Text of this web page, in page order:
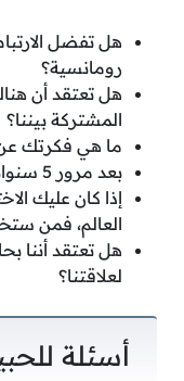
هل تفضل
رومانسية؟
هل تعتقد أن
المشتركة بيننا؟
ما هي فكرتك عن
بعد مرور 5 سنوات من الآن .. كيف ترى علاقتنا سويًا؟
إذا كان عليك
العالم، فمن
هل تعتقد أننا
لعلاقتنا؟
أسئلة